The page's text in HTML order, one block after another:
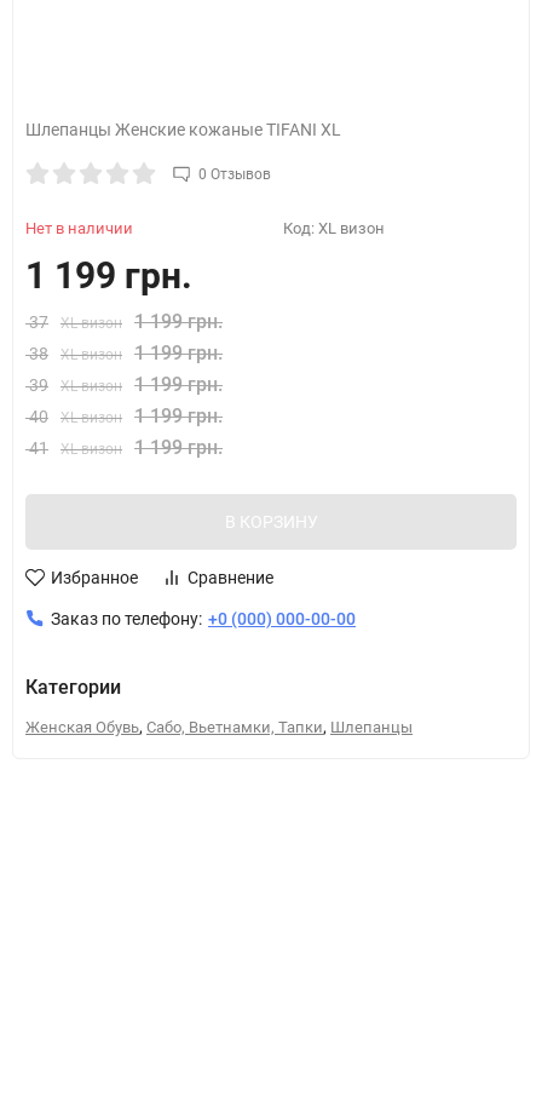
Шлепанцы Женские кожаные TIFANI XL
0 Отзывов
Нет в наличии Код: XL визон
1 199 грн.
37 XL визон 1 199 грн.
38 XL визон 1 199 грн.
39 XL визон 1 199 грн.
40 XL визон 1 199 грн.
41 XL визон 1 199 грн.
В КОРЗИНУ
Избранное Сравнение
Заказ по телефону: +0 (000) 000-00-00
Категории
Женская Обувь, Сабо, Вьетнамки, Тапки, Шлепанцы